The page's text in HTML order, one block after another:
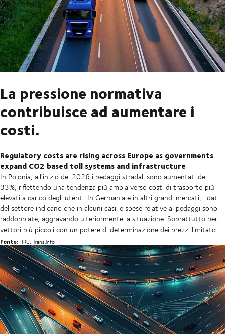
La pressione normativa
contribuisce ad aumentare i
costi.
Regulatory costs are rising across Europe as governments
expand CO2 based toll systems and infrastructure
In Polonia, all'inizio del 2026 i pedaggi stradali sono aumentati del
33%, riflettendo una tendenza più ampia verso costi di trasporto più
elevati a carico degli utenti. In Germania e in altri grandi mercati, i dati
del settore indicano che in alcuni casi le spese relative ai pedaggi sono
raddoppiate, aggravando ulteriormente la situazione. Soprattutto per i
vettori più piccoli con un potere di determinazione dei prezzi limitato.
Fonte: IRU, Trans.info